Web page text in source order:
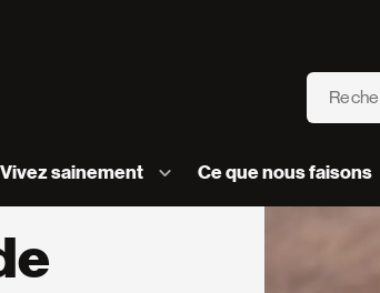
Recherche
Vivez sainement Ce que nous faisons